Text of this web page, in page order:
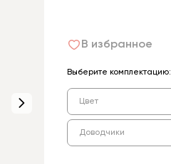
В избранное
Выберите комплектацию:
Цвет
Доводчики